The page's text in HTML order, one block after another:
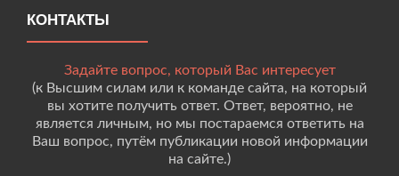
КОНТАКТЫ
Задайте вопрос, который Вас интересует
(к Высшим силам или к команде сайта, на который
вы хотите получить ответ. Ответ, вероятно, не
является личным, но мы постараемся ответить на
Ваш вопрос, путём публикации новой информации
на сайте.)